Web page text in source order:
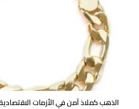
الذهب كملاذ آمن في الأزمات